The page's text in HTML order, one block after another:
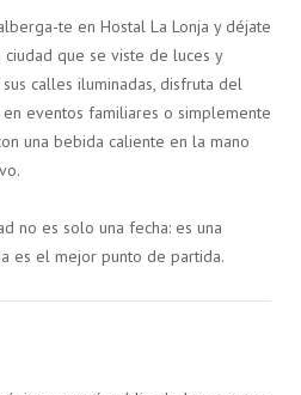
te en Hostal La Lonja y déjate
que se viste de luces y
calles iluminadas, disfruta del
eventos familiares o simplemente
una bebida caliente en la mano
no es solo una fecha: es una
es el mejor punto de partida.